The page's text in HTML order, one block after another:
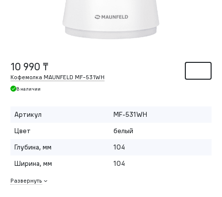
10 990 ₸
Кофемолка MAUNFELD MF-531WH
В наличии
Артикул
MF-531WH
Цвет
белый
Глубина, мм
104
Ширина, мм
104
Развернуть